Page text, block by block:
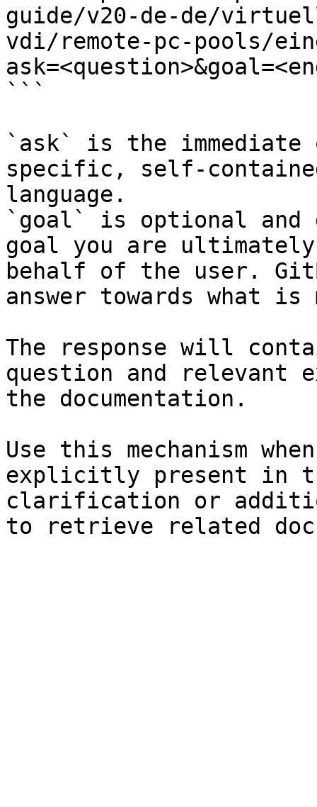
guide/v20-de-de/
vdi/remote-pc-pools/
```
`ask` is the
specific, self-
language.
`goal` is optional and
goal you are
behalf of the user.
answer towards what
The response will
question and relevant
the documentation.
Use this mechanism
explicitly present in
clarification or